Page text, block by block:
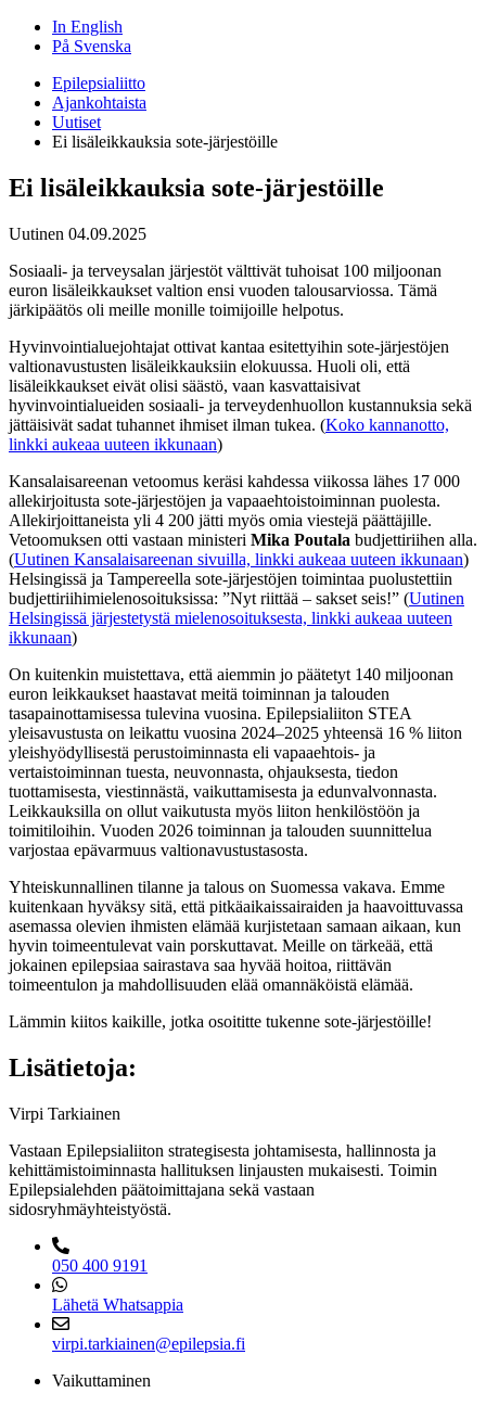
In English
På Svenska
Epilepsialiitto
Ajankohtaista
Uutiset
Ei lisäleikkauksia sote-järjestöille
Ei lisäleikkauksia sote-järjestöille
Uutinen 04.09.2025
Sosiaali- ja terveysalan järjestöt välttivät tuhoisat 100 miljoonan
euron lisäleikkaukset valtion ensi vuoden talousarviossa. Tämä
järkipäätös oli meille monille toimijoille helpotus.
Hyvinvointialuejohtajat ottivat kantaa esitettyihin sote-järjestöjen
valtionavustusten lisäleikkauksiin elokuussa. Huoli oli, että
lisäleikkaukset eivät olisi säästö, vaan kasvattaisivat
hyvinvointialueiden sosiaali- ja terveydenhuollon kustannuksia sekä
jättäisivät sadat tuhannet ihmiset ilman tukea. (Koko kannanotto,
linkki aukeaa uuteen ikkunaan)
Kansalaisareenan vetoomus keräsi kahdessa viikossa lähes 17 000
allekirjoitusta sote-järjestöjen ja vapaaehtoistoiminnan puolesta.
Allekirjoittaneista yli 4 200 jätti myös omia viestejä päättäjille.
Vetoomuksen otti vastaan ministeri Mika Poutala budjettiriihen alla.
(Uutinen Kansalaisareenan sivuilla, linkki aukeaa uuteen ikkunaan)
Helsingissä ja Tampereella sote-järjestöjen toimintaa puolustettiin
budjettiriihimielenosoituksissa: ”Nyt riittää – sakset seis!” (Uutinen
Helsingissä järjestetystä mielenosoituksesta, linkki aukeaa uuteen
ikkunaan)
On kuitenkin muistettava, että aiemmin jo päätetyt 140 miljoonan
euron leikkaukset haastavat meitä toiminnan ja talouden
tasapainottamisessa tulevina vuosina. Epilepsialiiton STEA
yleisavustusta on leikattu vuosina 2024–2025 yhteensä 16 % liiton
yleishyödyllisestä perustoiminnasta eli vapaaehtois- ja
vertaistoiminnan tuesta, neuvonnasta, ohjauksesta, tiedon
tuottamisesta, viestinnästä, vaikuttamisesta ja edunvalvonnasta.
Leikkauksilla on ollut vaikutusta myös liiton henkilöstöön ja
toimitiloihin. Vuoden 2026 toiminnan ja talouden suunnittelua
varjostaa epävarmuus valtionavustustasosta.
Yhteiskunnallinen tilanne ja talous on Suomessa vakava. Emme
kuitenkaan hyväksy sitä, että pitkäaikaissairaiden ja haavoittuvassa
asemassa olevien ihmisten elämää kurjistetaan samaan aikaan, kun
hyvin toimeentulevat vain porskuttavat. Meille on tärkeää, että
jokainen epilepsiaa sairastava saa hyvää hoitoa, riittävän
toimeentulon ja mahdollisuuden elää omannäköistä elämää.
Lämmin kiitos kaikille, jotka osoititte tukenne sote-järjestöille!
Lisätietoja:
Virpi Tarkiainen
Vastaan Epilepsialiiton strategisesta johtamisesta, hallinnosta ja
kehittämistoiminnasta hallituksen linjausten mukaisesti. Toimin
Epilepsialehden päätoimittajana sekä vastaan
sidosryhmäyhteistyöstä.
050 400 9191
Lähetä Whatsappia
virpi.tarkiainen@epilepsia.fi
Vaikuttaminen